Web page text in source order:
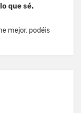
que sé.
mejor, podéis